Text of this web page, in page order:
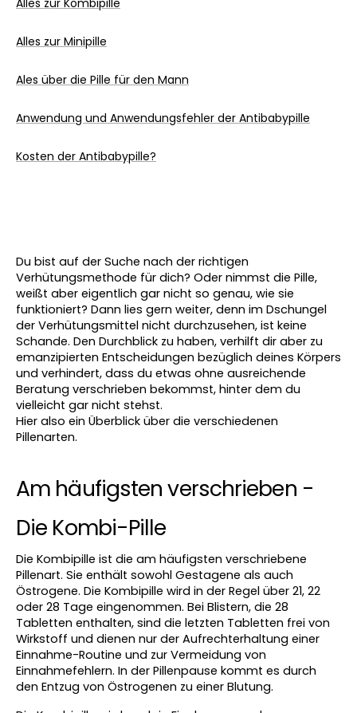
Alles zur Kombipille
Alles zur Minipille
Ales über die Pille für den Mann
Anwendung und Anwendungsfehler der Antibabypille
Kosten der Antibabypille?
Du bist auf der Suche nach der richtigen
Verhütungsmethode für dich? Oder nimmst die Pille,
weißt aber eigentlich gar nicht so genau, wie sie
funktioniert? Dann lies gern weiter, denn im Dschungel
der Verhütungsmittel nicht durchzusehen, ist keine
Schande. Den Durchblick zu haben, verhilft dir aber zu
emanzipierten Entscheidungen bezüglich deines Körpers
und verhindert, dass du etwas ohne ausreichende
Beratung verschrieben bekommst, hinter dem du
vielleicht gar nicht stehst.
Hier also ein Überblick über die verschiedenen
Pillenarten.
Am häufigsten verschrieben -
Die Kombi-Pille
Die Kombipille ist die am häufigsten verschriebene
Pillenart. Sie enthält sowohl Gestagene als auch
Östrogene. Die Kombipille wird in der Regel über 21, 22
oder 28 Tage eingenommen. Bei Blistern, die 28
Tabletten enthalten, sind die letzten Tabletten frei von
Wirkstoff und dienen nur der Aufrechterhaltung einer
Einnahme-Routine und zur Vermeidung von
Einnahmefehlern. In der Pillenpause kommt es durch
den Entzug von Östrogenen zu einer Blutung.